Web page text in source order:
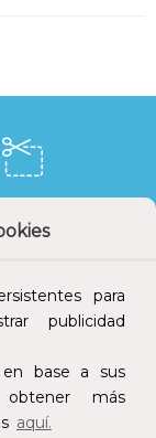
para
publicidad
en base a sus
más
aquí.